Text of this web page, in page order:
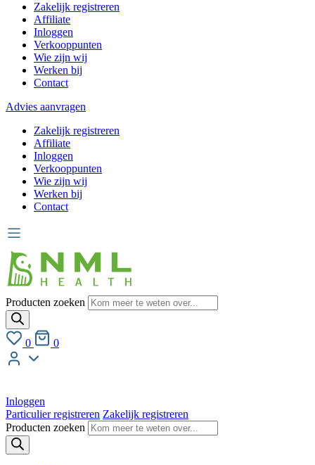
Zakelijk registreren
Affiliate
Inloggen
Verkooppunten
Wie zijn wij
Werken bij
Contact
Advies aanvragen
Zakelijk registreren
Affiliate
Inloggen
Verkooppunten
Wie zijn wij
Werken bij
Contact
Producten zoeken
0 0
Inloggen
Particulier registreren Zakelijk registreren
Producten zoeken